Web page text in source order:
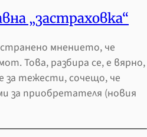
„застраховка“
мнението, че
Това, разбира се, е вярно,
за тежести, сочещо, че
за приобретателя (новия